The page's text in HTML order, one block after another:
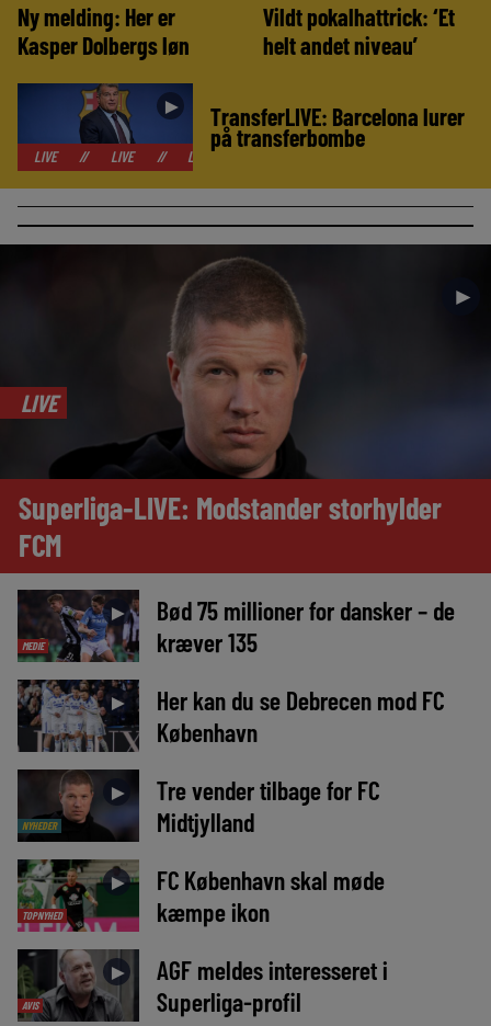
Ny melding: Her er
Kasper Dolbergs løn
Vildt pokalhattrick: ‘Et
helt andet niveau’
►
LIVE LIVE LIVE
TransferLIVE: Barcelona lurer
på transferbombe
►
LIVE
Superliga-LIVE: Modstander storhylder
FCM
MEDIE
►
Bød 75 millioner for dansker – de
kræver 135
►
Her kan du se Debrecen mod FC
København
NYHEDER
►
Tre vender tilbage for FC
Midtjylland
TOPNYHED
►
FC København skal møde
kæmpe ikon
AVIS
►
AGF meldes interesseret i
Superliga-profil